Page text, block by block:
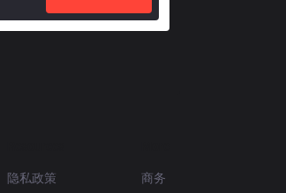
隐私政策
商务